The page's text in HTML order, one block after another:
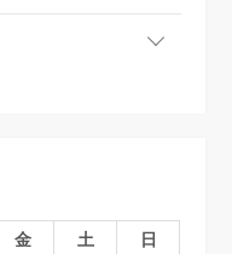
金 土 日